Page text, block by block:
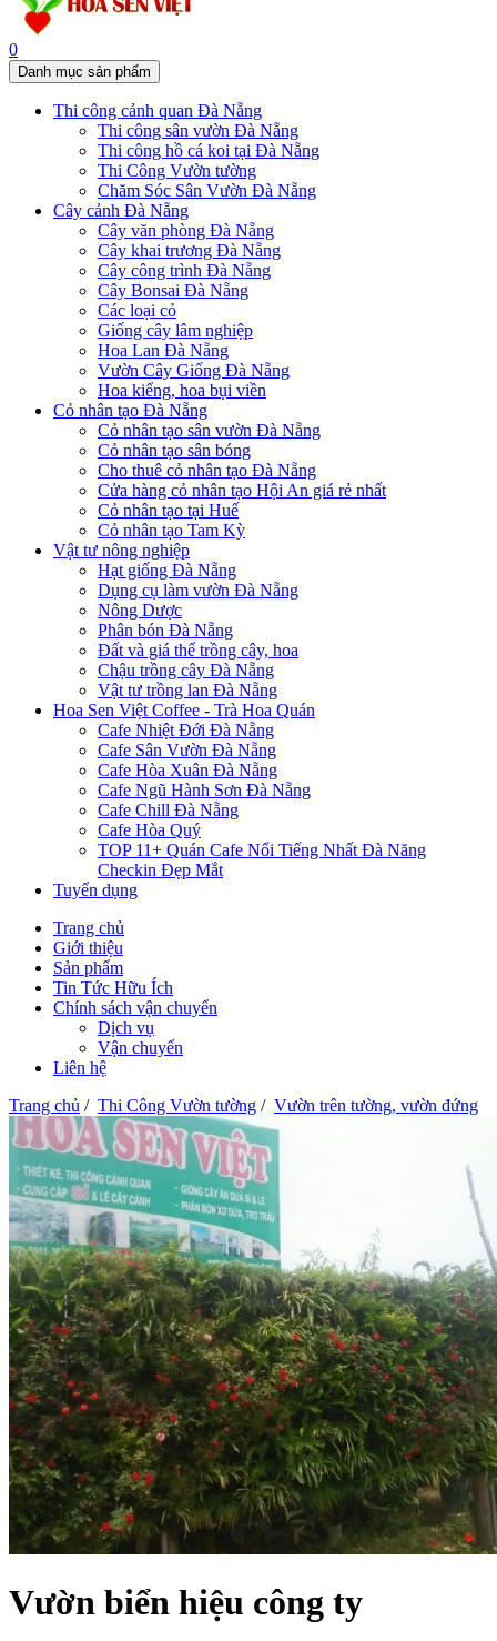
0
Danh mục sản phẩm
Thi công cảnh quan Đà Nẵng
Thi công sân vườn Đà Nẵng
Thi công hồ cá koi tại Đà Nẵng
Thi Công Vườn tường
Chăm Sóc Sân Vườn Đà Nẵng
Cây cảnh Đà Nẵng
Cây văn phòng Đà Nẵng
Cây khai trương Đà Nẵng
Cây công trình Đà Nẵng
Cây Bonsai Đà Nẵng
Các loại cỏ
Giống cây lâm nghiệp
Hoa Lan Đà Nẵng
Vườn Cây Giống Đà Nẵng
Hoa kiểng, hoa bụi viền
Cỏ nhân tạo Đà Nẵng
Cỏ nhân tạo sân vườn Đà Nẵng
Cỏ nhân tạo sân bóng
Cho thuê cỏ nhân tạo Đà Nẵng
Cửa hàng cỏ nhân tạo Hội An giá rẻ nhất
Cỏ nhân tạo tại Huế
Cỏ nhân tạo Tam Kỳ
Vật tư nông nghiệp
Hạt giống Đà Nẵng
Dụng cụ làm vườn Đà Nẵng
Nông Dược
Phân bón Đà Nẵng
Đất và giá thể trồng cây, hoa
Chậu trồng cây Đà Nẵng
Vật tư trồng lan Đà Nẵng
Hoa Sen Việt Coffee - Trà Hoa Quán
Cafe Nhiệt Đới Đà Nẵng
Cafe Sân Vườn Đà Nẵng
Cafe Hòa Xuân Đà Nẵng
Cafe Ngũ Hành Sơn Đà Nẵng
Cafe Chill Đà Nẵng
Cafe Hòa Quý
TOP 11+ Quán Cafe Nổi Tiếng Nhất Đà Năng
Checkin Đẹp Mắt
Tuyển dụng
Trang chủ
Giới thiệu
Sản phẩm
Tin Tức Hữu Ích
Chính sách vận chuyển
Dịch vụ
Vận chuyển
Liên hệ
Trang chủ / Thi Công Vườn tường / Vườn trên tường, vườn đứng
Vườn biển hiệu công ty